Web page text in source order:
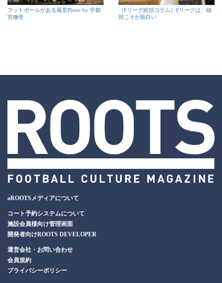
フットボールがある風景Photo by 宇都
宮徹壱
［Fリーグ総括コラム］Fリーグは、細
部こそが面白い
aROOTSメディアについて
コート予約システムについて
施設会員様向け管理画面
開発者向けROOTS DEVELOPER
運営会社・お問い合わせ
会員規約
プライバシーポリシー